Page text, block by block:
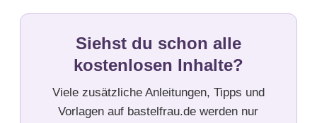
Siehst du schon alle
kostenlosen Inhalte?
Viele zusätzliche Anleitungen, Tipps und
Vorlagen auf bastelfrau.de werden nur